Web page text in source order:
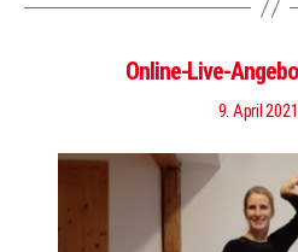
Online-Live-
9. April 2021